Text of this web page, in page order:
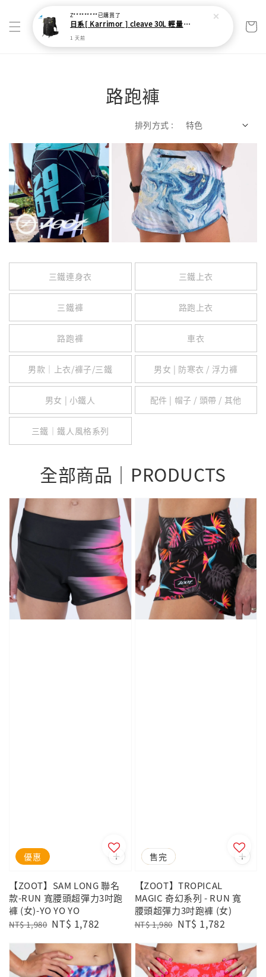
路跑褲
排列方式 :
三鐵連身衣 三鐵上衣
三鐵褲 路跑上衣
路跑褲 車衣
男款｜上衣/褲子/三鐵 男女 | 防寒衣 / 浮力褲
男女 | 小鐵人 配件 | 帽子 / 頭帶 / 其他
三鐵｜鐵人風格系列
全部商品｜PRODUCTS
優惠
【ZOOT】SAM LONG 聯名
款-RUN 寬腰頭超彈力3吋跑
褲 (女)-YO YO YO
Regular
NT$ 1,980 Sale
NT$ 1,782
優惠
售完
【ZOOT】TROPICAL
MAGIC 奇幻系列 - RUN 寬
腰頭超彈力3吋跑褲 (女)
Regular
NT$ 1,980 Sale
NT$ 1,782